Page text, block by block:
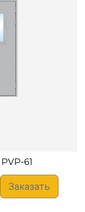
PVP-61
Заказать